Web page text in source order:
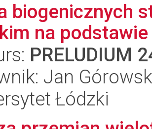
biogenicznych
na
PRELUDIUM
Jan
Łódzki